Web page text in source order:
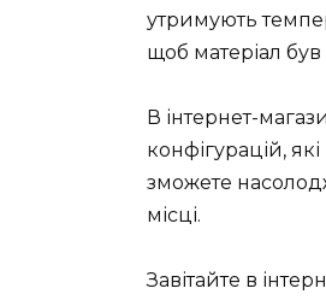
утримують
щоб матеріал
В інтернет-
конфігурацій,
зможете
місці.
Завітайте в